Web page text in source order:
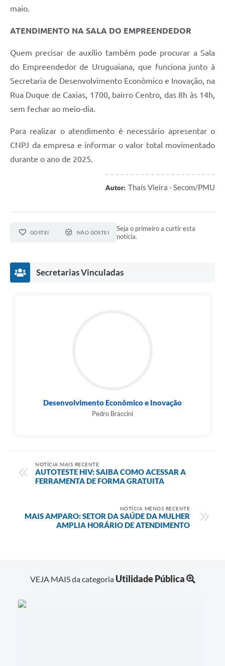
maio.
ATENDIMENTO NA SALA DO EMPREENDEDOR
Quem precisar de auxílio também pode procurar a Sala
do Empreendedor de Uruguaiana, que funciona junto à
Secretaria de Desenvolvimento Econômico e Inovação, na
Rua Duque de Caxias, 1700, bairro Centro, das 8h às 14h,
sem fechar ao meio-dia.
Para realizar o atendimento é necessário apresentar o
CNPJ da empresa e informar o valor total movimentado
durante o ano de 2025.
Autor: Thaís Vieira - Secom/PMU
GOSTEI NÃO GOSTEI
Seja o primeiro a curtir esta
notícia.
Secretarias Vinculadas
Desenvolvimento Econômico e Inovação
Pedro Braccini
NOTÍCIA MAIS RECENTE
AUTOTESTE HIV: SAIBA COMO ACESSAR A
FERRAMENTA DE FORMA GRATUITA
NOTÍCIA MENOS RECENTE
MAIS AMPARO: SETOR DA SAÚDE DA MULHER
AMPLIA HORÁRIO DE ATENDIMENTO
VEJA MAIS da categoria Utilidade Pública